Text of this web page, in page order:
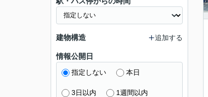
建物構造 追加する
情報公開日
指定しない 本日
3日以内 1週間以内